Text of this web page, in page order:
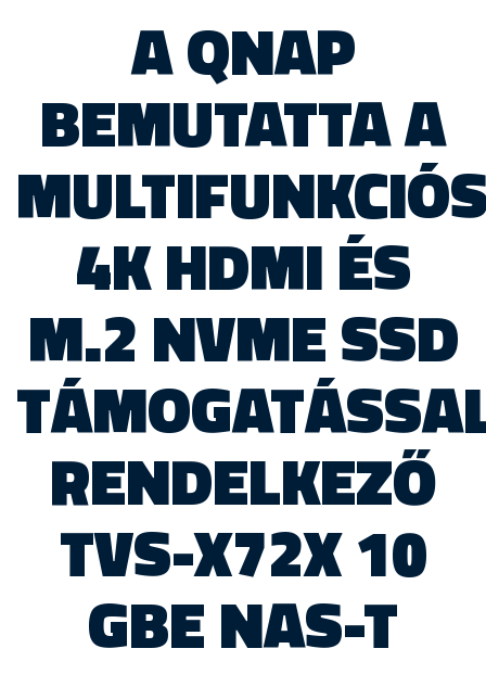
A QNAP
BEMUTATTA A
4K HDMI ÉS
M.2 NVME SSD
RENDELKEZŐ
TVS-X72X 10
GBE NAS-T